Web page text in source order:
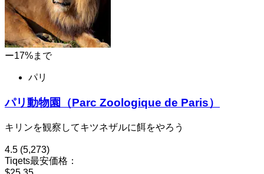
ー17%まで
パリ
パリ動物園（Parc Zoologique de Paris）
キリンを観察してキツネザルに餌をやろう
4.5 (5,273)
Tiqets最安価格：